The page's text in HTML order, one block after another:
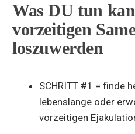
Was DU tun
vorzeitigen
loszuwerden
SCHRITT #1 = finde
lebenslange oder
vorzeitigen